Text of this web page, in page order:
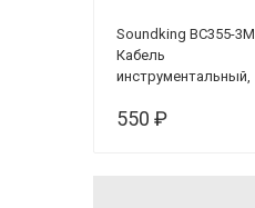
Soundking BC355-3M
Кабель
инструментальный,
550 ₽